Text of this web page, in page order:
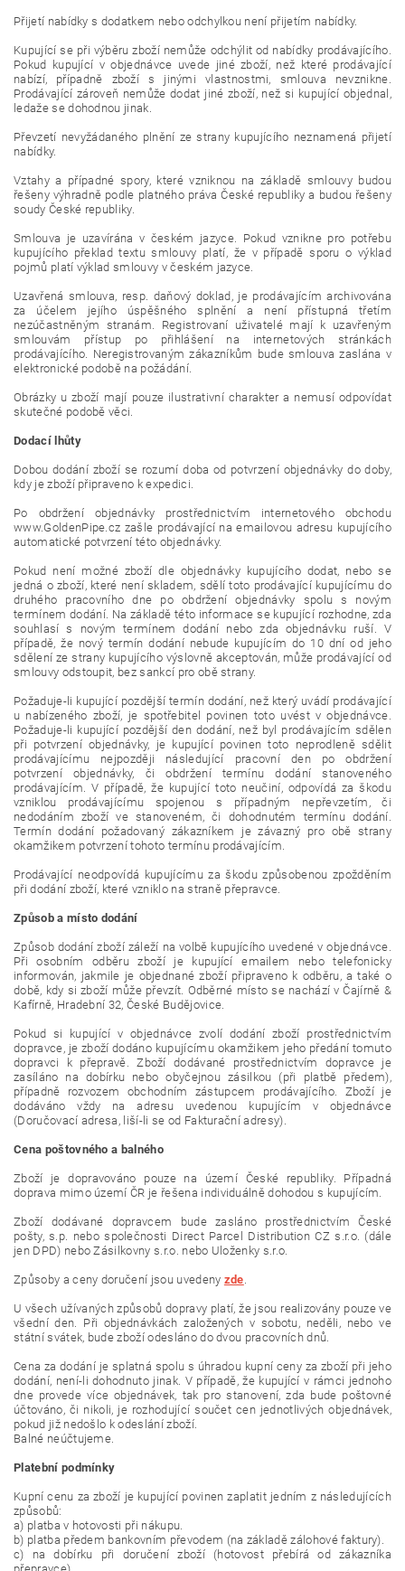
Přijetí nabídky s dodatkem nebo odchylkou není přijetím nabídky.
Kupující se při výběru zboží nemůže odchýlit od nabídky prodávajícího.
Pokud kupující v objednávce uvede jiné zboží, než které prodávající
nabízí, případně zboží s jinými vlastnostmi, smlouva nevznikne.
Prodávající zároveň nemůže dodat jiné zboží, než si kupující objednal,
ledaže se dohodnou jinak.
Převzetí nevyžádaného plnění ze strany kupujícího neznamená přijetí
nabídky.
Vztahy a případné spory, které vzniknou na základě smlouvy budou
řešeny výhradně podle platného práva České republiky a budou řešeny
soudy České republiky.
Smlouva je uzavírána v českém jazyce. Pokud vznikne pro potřebu
kupujícího překlad textu smlouvy platí, že v případě sporu o výklad
pojmů platí výklad smlouvy v českém jazyce.
Uzavřená smlouva, resp. daňový doklad, je prodávajícím archivována
za účelem jejího úspěšného splnění a není přístupná třetím
nezúčastněným stranám. Registrovaní uživatelé mají k uzavřeným
smlouvám přístup po přihlášení na internetových stránkách
prodávajícího. Neregistrovaným zákazníkům bude smlouva zaslána v
elektronické podobě na požádání.
Obrázky u zboží mají pouze ilustrativní charakter a nemusí odpovídat
skutečné podobě věci.
Dodací lhůty
Dobou dodání zboží se rozumí doba od potvrzení objednávky do doby,
kdy je zboží připraveno k expedici.
Po obdržení objednávky prostřednictvím internetového obchodu
www.GoldenPipe.cz zašle prodávající na emailovou adresu kupujícího
automatické potvrzení této objednávky.
Pokud není možné zboží dle objednávky kupujícího dodat, nebo se
jedná o zboží, které není skladem, sdělí toto prodávající kupujícímu do
druhého pracovního dne po obdržení objednávky spolu s novým
termínem dodání. Na základě této informace se kupující rozhodne, zda
souhlasí s novým termínem dodání nebo zda objednávku ruší. V
případě, že nový termín dodání nebude kupujícím do 10 dní od jeho
sdělení ze strany kupujícího výslovně akceptován, může prodávající od
smlouvy odstoupit, bez sankcí pro obě strany.
Požaduje-li kupující pozdější termín dodání, než který uvádí prodávající
u nabízeného zboží, je spotřebitel povinen toto uvést v objednávce.
Požaduje-li kupující pozdější den dodání, než byl prodávajícím sdělen
při potvrzení objednávky, je kupující povinen toto neprodleně sdělit
prodávajícímu nejpozději následující pracovní den po obdržení
potvrzení objednávky, či obdržení termínu dodání stanoveného
prodávajícím. V případě, že kupující toto neučiní, odpovídá za škodu
vzniklou prodávajícímu spojenou s případným nepřevzetím, či
nedodáním zboží ve stanoveném, či dohodnutém termínu dodání.
Termín dodání požadovaný zákazníkem je závazný pro obě strany
okamžikem potvrzení tohoto termínu prodávajícím.
Prodávající neodpovídá kupujícímu za škodu způsobenou zpožděním
při dodání zboží, které vzniklo na straně přepravce.
Způsob a místo dodání
Způsob dodání zboží záleží na volbě kupujícího uvedené v objednávce.
Při osobním odběru zboží je kupující emailem nebo telefonicky
informován, jakmile je objednané zboží připraveno k odběru, a také o
době, kdy si zboží může převzít. Odběrné místo se nachází v Čajírně &
Kafírně, Hradební 32, České Budějovice.
Pokud si kupující v objednávce zvolí dodání zboží prostřednictvím
dopravce, je zboží dodáno kupujícímu okamžikem jeho předání tomuto
dopravci k přepravě. Zboží dodávané prostřednictvím dopravce je
zasíláno na dobírku nebo obyčejnou zásilkou (při platbě předem),
případně rozvozem obchodním zástupcem prodávajícího. Zboží je
dodáváno vždy na adresu uvedenou kupujícím v objednávce
(Doručovací adresa, liší-li se od Fakturační adresy).
Cena poštovného a balného
Zboží je dopravováno pouze na území České republiky. Případná
doprava mimo území ČR je řešena individuálně dohodou s kupujícím.
Zboží dodávané dopravcem bude zasláno prostřednictvím České
pošty, s.p. nebo společnosti Direct Parcel Distribution CZ s.r.o. (dále
jen DPD) nebo Zásilkovny s.r.o. nebo Uloženky s.r.o.
Způsoby a ceny doručení jsou uvedeny zde.
U všech užívaných způsobů dopravy platí, že jsou realizovány pouze ve
všední den. Při objednávkách založených v sobotu, neděli, nebo ve
státní svátek, bude zboží odesláno do dvou pracovních dnů.
Cena za dodání je splatná spolu s úhradou kupní ceny za zboží při jeho
dodání, není-li dohodnuto jinak. V případě, že kupující v rámci jednoho
dne provede více objednávek, tak pro stanovení, zda bude poštovné
účtováno, či nikoli, je rozhodující součet cen jednotlivých objednávek,
pokud již nedošlo k odeslání zboží.
Balné neúčtujeme.
Platební podmínky
Kupní cenu za zboží je kupující povinen zaplatit jedním z následujících
způsobů:
a) platba v hotovosti při nákupu.
b) platba předem bankovním převodem (na základě zálohové faktury).
c) na dobírku při doručení zboží (hotovost přebírá od zákazníka